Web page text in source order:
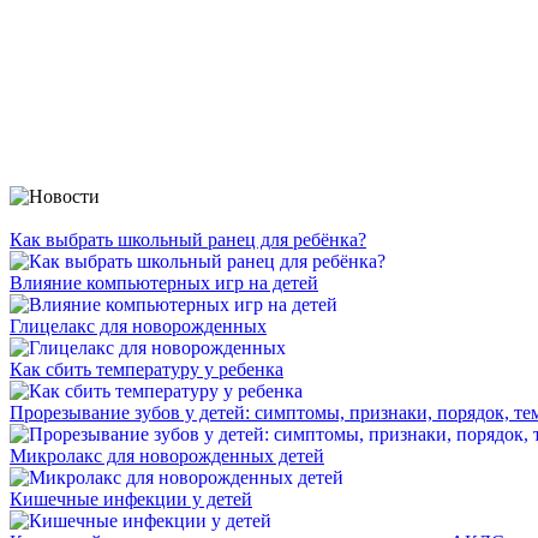
Как выбрать школьный ранец для ребёнка?
Влияние компьютерных игр на детей
Глицелакс для новорожденных
Как сбить температуру у ребенка
Прорезывание зубов у детей: симптомы, признаки, порядок,
Микролакс для новорожденных детей
Кишечные инфекции у детей